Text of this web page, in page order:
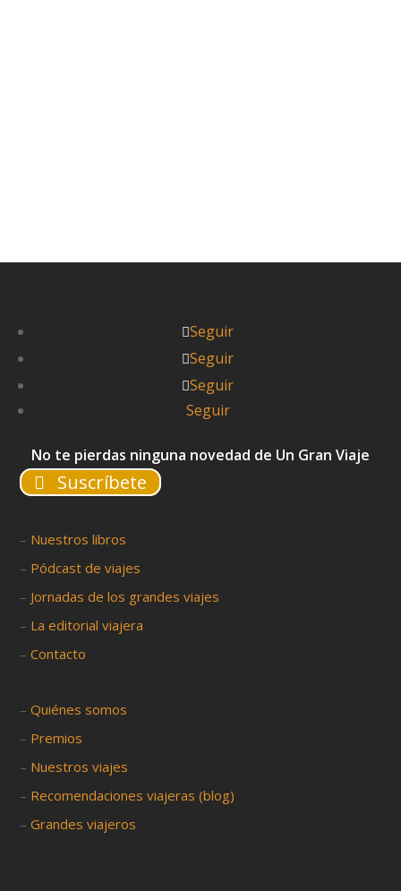
Seguir
Seguir
Seguir
Seguir
No te pierdas ninguna novedad de Un Gran Viaje
Suscríbete
– Nuestros libros
– Pódcast de viajes
– Jornadas de los grandes viajes
– La editorial viajera
–Contacto
–Quiénes somos
– Premios
– Nuestros viajes
– Recomendaciones viajeras (blog)
–Grandes viajeros